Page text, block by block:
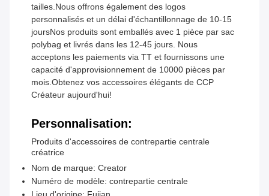
tailles.Nous offrons également des logos
personnalisés et un délai d'échantillonnage de 10-15
joursNos produits sont emballés avec 1 pièce par sac
polybag et livrés dans les 12-45 jours. Nous
acceptons les paiements via TT et fournissons une
capacité d'approvisionnement de 10000 pièces par
mois.Obtenez vos accessoires élégants de CCP
Créateur aujourd'hui!
Personnalisation:
Produits d'accessoires de contrepartie centrale
créatrice
Nom de marque: Creator
Numéro de modèle: contrepartie centrale